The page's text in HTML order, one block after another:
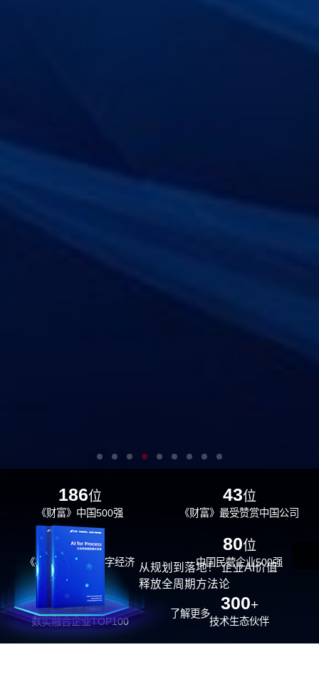
186位
《财富》中国500强
43位
《财富》最受赞赏中国公司
29位
《福布斯》中国数字经济
100强
80位
中国民营企业500强
26位
数实融合企业TOP100
300+
技术生态伙伴
从规划到落地！ 企业AI价值
释放全周期方法论
了解更多